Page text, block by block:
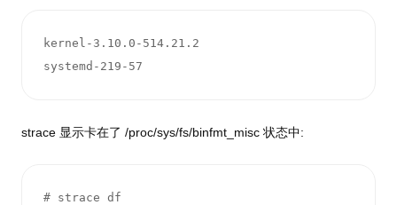
kernel-3.10.0-514.21.2
systemd-219-57
strace 显示卡在了 /proc/sys/fs/binfmt_misc 状态中:
# strace df